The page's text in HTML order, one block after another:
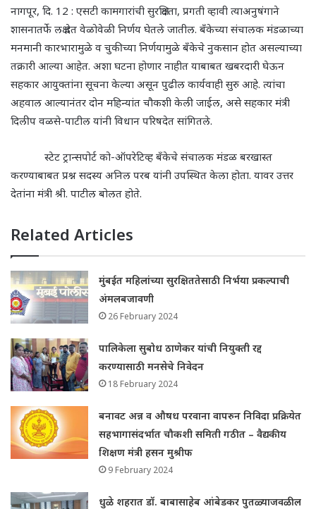
नागपूर, दि. 12 : एसटी कामगारांची सुरक्षितता, प्रगती व्हावी त्याअनुषंगाने
शासनातर्फे लक्ष देत वेळोवेळी निर्णय घेतले जातील. बँकेच्या संचालक मंडळाच्या
मनमानी कारभारामुळे व चुकीच्या निर्णयामुळे बँकेचे नुकसान होत असल्याच्या
तक्रारी आल्या आहेत. अशा घटना होणार नाहीत याबाबत खबरदारी घेऊन
सहकार आयुक्तांना सूचना केल्या असून पुढील कार्यवाही सुरु आहे. त्यांचा
अहवाल आल्यानंतर दोन महिन्यांत चौकशी केली जाईल, असे सहकार मंत्री
दिलीप वळसे-पाटील यांनी विधान परिषदेत सांगितले.
स्टेट ट्रान्सपोर्ट को-ऑपरेटिव्ह बँकेचे संचालक मंडळ बरखास्त
करण्याबाबत प्रश्न सदस्य अनिल परब यांनी उपस्थित केला होता. यावर उत्तर
देतांना मंत्री श्री. पाटील बोलत होते.
Related Articles
मुंबईत महिलांच्या सुरक्षिततेसाठी निर्भया प्रकल्पाची
अंमलबजावणी
26 February 2024
पालिकेला सुबोध ठाणेकर यांची नियुक्ती रद्द
करण्यासाठी मनसेचे निवेदन
18 February 2024
बनावट अन्न व औषध परवाना वापरुन निविदा प्रक्रियेत
सहभागासंदर्भात चौकशी समिती गठीत – वैद्यकीय
शिक्षण मंत्री हसन मुश्रीफ
9 February 2024
धुळे शहरात डॉ. बाबासाहेब आंबेडकर पुतळ्याजवळील